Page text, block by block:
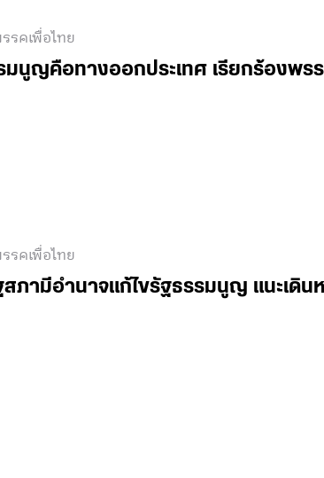
รคเพื่อไทย
มนูญคือทางออกประเทศ เรียกร้องพร
รคเพื่อไทย
ภามีอำนาจแก้ไขรัฐธรรมนูญ แนะเดิน